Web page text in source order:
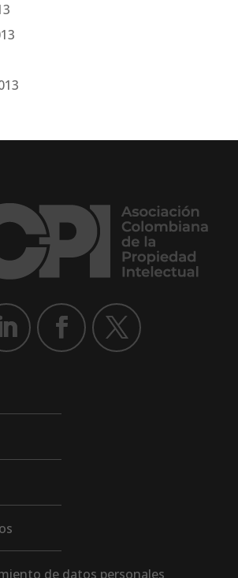
de datos personales